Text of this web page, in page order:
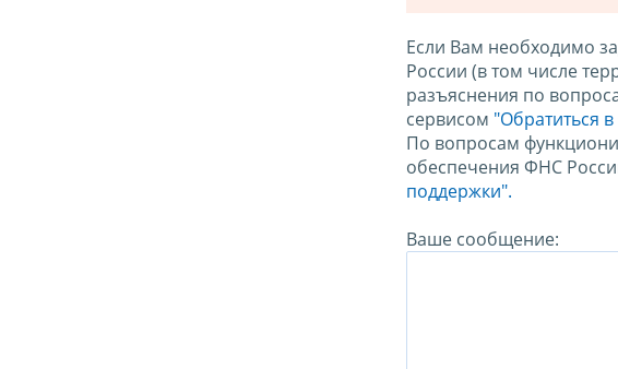
Если Вам необходимо
России (в том числе
разъяснения по
сервисом "Обратиться
По вопросам
обеспечения ФНС
поддержки".
Ваше сообщение: